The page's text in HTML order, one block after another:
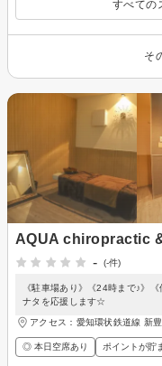
すべての
そ
AQUA chiropractic
-
(-件)
《駐車場あり》《24時まで♪》
ナタを応援します☆
アクセス：愛知環状鉄道線 新
◎ 本日空席あり ポイントが貯